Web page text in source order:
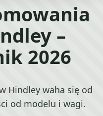
–
2026
Hindley waha się od
od modelu i wagi.